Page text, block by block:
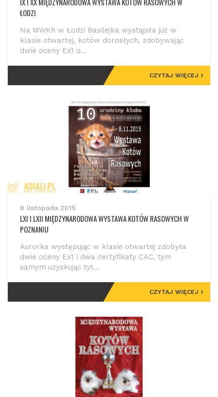
ŁODZI
Na MWKR w Łodzi Basilejka wystąpiła już w
klasie otwartej, kotów dorosłych, zdobywając
dwie oceny Ex1 o...
CZYTAJ WIĘCEJ
8 listopada 2015
LXI I LXII MIĘDZYNARODOWA WYSTAWA KOTÓW RASOWYCH W
POZNANIU
Aurorka występując w klasie otwartej zdobyła
dwie oceny Ex1 i dwa certyfikaty CAC, tym
samym uzyskując tyt...
CZYTAJ WIĘCEJ